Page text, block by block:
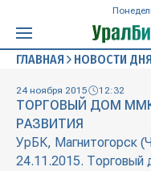
ГЛАВНАЯ НОВОСТИ ДНЯ
24 ноября 2015 12:32
ТОРГОВЫЙ ДОМ
РАЗВИТИЯ
УрБК, Магнитогорск
24.11.2015. Торговый